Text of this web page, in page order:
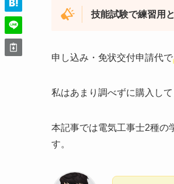
技能試験で練習用
申し込み・免状交付申請代で
私はあまり調べずに購入して
本記事では電気工事士2種の
す。